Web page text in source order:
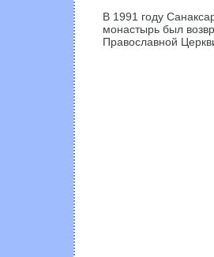
В 1991 году
монастырь был
Православной